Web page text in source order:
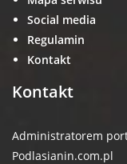
Social media
Regulamin
Kontakt
Kontakt
Administratorem
Podlasianin.com.pl